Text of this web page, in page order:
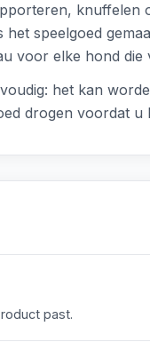
speelgoed
voor elke hond
het kan
drogen voordat
past.